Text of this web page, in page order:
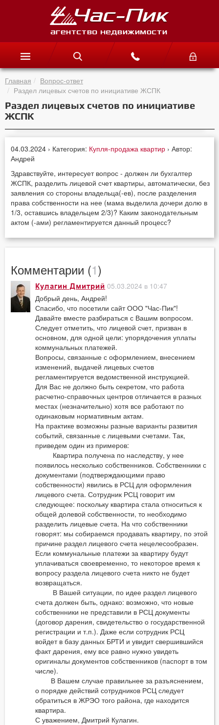
Главная
Вопрос-ответ
Раздел лицевых счетов по инициативе ЖСПК
Раздел лицевых счетов по инициативе
ЖСПК
04.03.2024 › Категория: Купля-продажа квартир › Автор:
Андрей
Здравствуйте, интересует вопрос - должен ли бухгалтер
ЖСПК, разделить лицевой счет квартиры, автоматически, без
заявления со стороны владельца(-ев), после разделения
права собственности на нее (мама выделила дочери долю в
1/3, оставшись владельцем 2/3)? Каким законодательным
актом (-ами) регламентируется данный процесс?
Комментарии (1)
Кулагин Дмитрий 05.03.2024 в 10:47
Добрый день, Андрей!
Спасибо, что посетили сайт ООО "Час-Пик"!
Давайте вместе разбираться с Вашим вопросом.
Следует отметить, что лицевой счет, призван в
основном, для одной цели: упорядочения уплаты
коммунальных платежей.
Вопросы, связанные с оформлением, внесением
изменений, выдачей лицевых счетов
регламентируется ведомственной инструкцией.
Для Вас не должно быть секретом, что работа
расчетно-справочных центров отличается в разных
местах (незначительно) хотя все работают по
одинаковым нормативным актам.
На практике возможны разные варианты развития
событий, связанные с лицевыми счетами. Так,
приведем один из примеров:
Квартира получена по наследству, у нее
появилось несколько собственников. Собственники с
документами (подтверждающими право
собственности) явились в РСЦ для оформления
лицевого счета. Сотрудник РСЦ говорит им
следующее: поскольку квартира стала относиться к
общей долевой собственности, то необходимо
разделить лицевые счета. На что собственники
говорят: мы собираемся продавать квартиру, по этой
причине раздел лицевого счета нецелесообразен.
Если коммунальные платежи за квартиру будут
уплачиваться своевременно, то некоторое время к
вопросу раздела лицевого счета никто не будет
возвращаться.
В Вашей ситуации, по идее раздел лицевого
счета должен быть, однако: возможно, что новые
собственники не представили в РСЦ документы
(договор дарения, свидетельство о государственной
регистрации и т.п.). Даже если сотрудник РСЦ
войдет в базу данных БРТИ и увидит свершившийся
факт дарения, ему все равно нужно увидеть
оригиналы документов собственников (паспорт в том
числе).
В Вашем случае правильнее за разъяснением,
о порядке действий сотрудников РСЦ следует
обратиться в ЖРЭО того района, где находится
квартира.
С уважением, Дмитрий Кулагин.